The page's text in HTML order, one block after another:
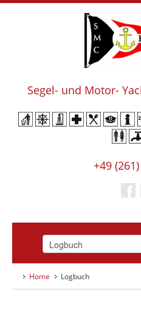
Segel- und Motor-
+49
Home Logbuch